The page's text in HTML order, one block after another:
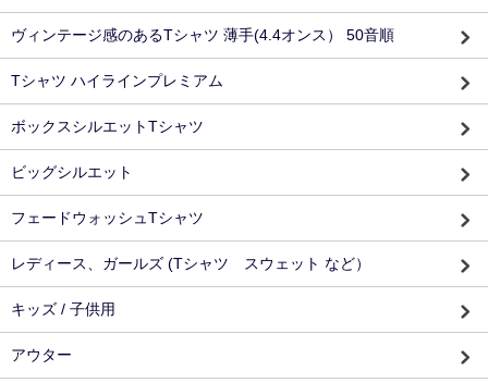
ヴィンテージ感のあるTシャツ 薄手(4.4オンス） 50音順
Tシャツ ハイラインプレミアム
ボックスシルエットTシャツ
ビッグシルエット
フェードウォッシュTシャツ
レディース、ガールズ (Tシャツ スウェット など）
キッズ / 子供用
アウター